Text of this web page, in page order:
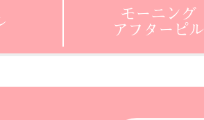
モーニング
アフターピル